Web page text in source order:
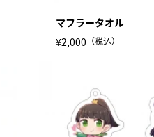
マフラータオル
¥2,000 （税込）